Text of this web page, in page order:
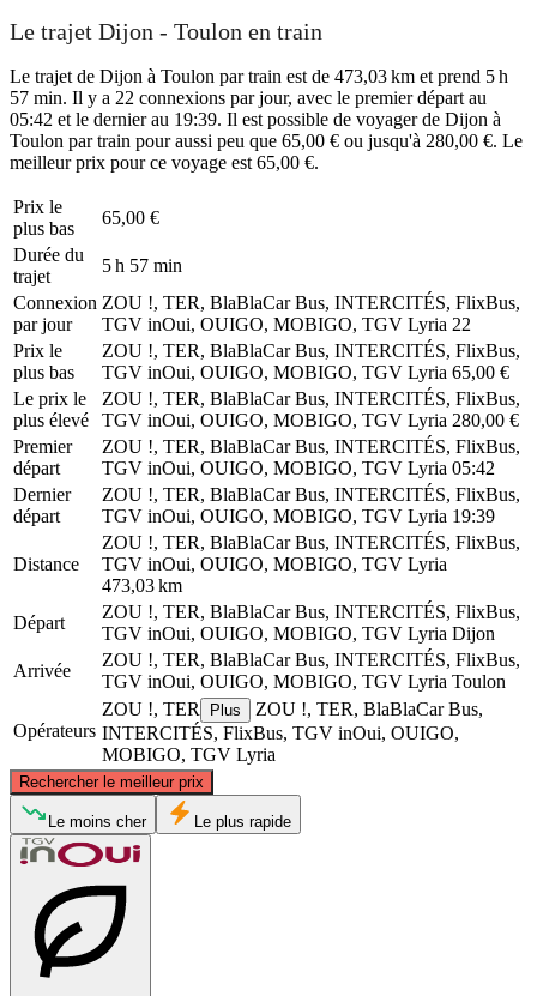
Le trajet Dijon - Toulon en train
Le trajet de Dijon à Toulon par train est de 473,03 km et prend 5 h
57 min. Il y a 22 connexions par jour, avec le premier départ au
05:42 et le dernier au 19:39. Il est possible de voyager de Dijon à
Toulon par train pour aussi peu que 65,00 € ou jusqu'à 280,00 €. Le
meilleur prix pour ce voyage est 65,00 €.
Prix ​​le
plus bas
65,00 €
Durée du
trajet
5 h 57 min
Connexion
par jour
ZOU !, TER, BlaBlaCar Bus, INTERCITÉS, FlixBus,
TGV inOui, OUIGO, MOBIGO, TGV Lyria 22
Prix ​​le
plus bas
ZOU !, TER, BlaBlaCar Bus, INTERCITÉS, FlixBus,
TGV inOui, OUIGO, MOBIGO, TGV Lyria 65,00 €
Le prix le
plus élevé
ZOU !, TER, BlaBlaCar Bus, INTERCITÉS, FlixBus,
TGV inOui, OUIGO, MOBIGO, TGV Lyria 280,00 €
Premier
départ
ZOU !, TER, BlaBlaCar Bus, INTERCITÉS, FlixBus,
TGV inOui, OUIGO, MOBIGO, TGV Lyria 05:42
Dernier
départ
ZOU !, TER, BlaBlaCar Bus, INTERCITÉS, FlixBus,
TGV inOui, OUIGO, MOBIGO, TGV Lyria 19:39
Distance
ZOU !, TER, BlaBlaCar Bus, INTERCITÉS, FlixBus,
TGV inOui, OUIGO, MOBIGO, TGV Lyria
473,03 km
Départ
ZOU !, TER, BlaBlaCar Bus, INTERCITÉS, FlixBus,
TGV inOui, OUIGO, MOBIGO, TGV Lyria Dijon
Arrivée
ZOU !, TER, BlaBlaCar Bus, INTERCITÉS, FlixBus,
TGV inOui, OUIGO, MOBIGO, TGV Lyria Toulon
Opérateurs
ZOU !, TER Plus
ZOU !, TER, BlaBlaCar Bus,
INTERCITÉS, FlixBus, TGV inOui, OUIGO,
MOBIGO, TGV Lyria
Rechercher le meilleur prix
©
Le moins cher Le plus rapide